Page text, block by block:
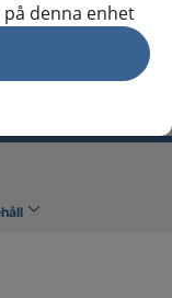
denna enhet